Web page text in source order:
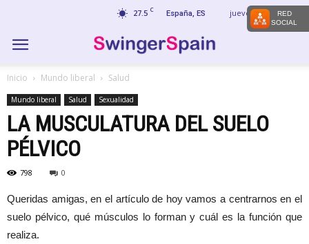
27.5 C España, ES jueves, agosto 6, 2026
Inicio Mundo liberal Salud
Mundo liberal Salud Sexualidad
LA MUSCULATURA DEL SUELO
PÉLVICO
798 0
Queridas amigas, en el artículo de hoy vamos a centrarnos en el
suelo pélvico, qué músculos lo forman y cuál es la función que
realiza.
RED
SOCIAL